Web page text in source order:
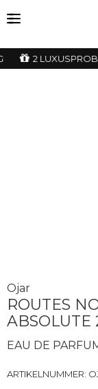
2
Ojar
ROUTES
ABSOLUTE
EAU DE
ARTIKELNUMMER: